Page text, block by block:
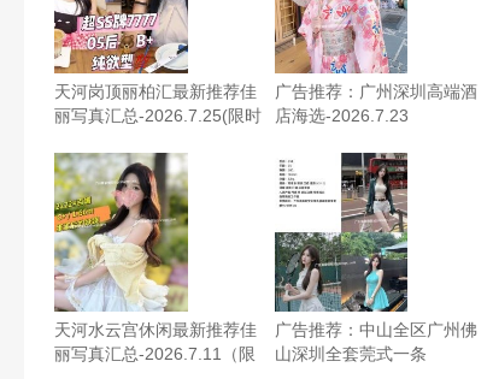
天河岗顶丽柏汇最新推荐佳
丽写真汇总-2026.7.25(限时
广告推荐：广州深圳高端酒
店海选-2026.7.23
天河水云宫休闲最新推荐佳
丽写真汇总-2026.7.11（限
广告推荐：中山全区广州佛
山深圳全套莞式一条